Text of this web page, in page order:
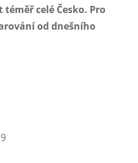
celé Česko. Pro
od dnešního